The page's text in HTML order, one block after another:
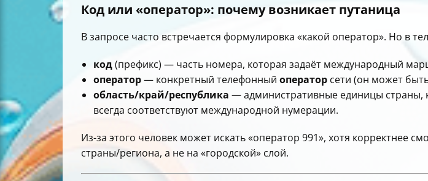
Код или «оператор»: почему возникает путаница
В запросе часто встречается формулировка «какой оператор». Но в
код(префикс) — часть номера, которая задаёт международный
оператор— конкретный телефонный оператор сети (он может
область/край/республика — административные единицы страны,
всегда соответствуют международной нумерации.
Из-за этого человек может искать «оператор 991», хотя корректнее
страны/региона, а не на «городской» слой.